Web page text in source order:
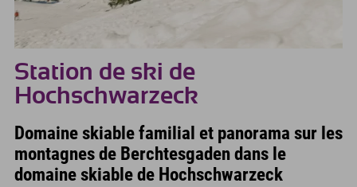
Station de ski de
Hochschwarzeck
Domaine skiable familial et panorama sur les
montagnes de Berchtesgaden dans le
domaine skiable de Hochschwarzeck